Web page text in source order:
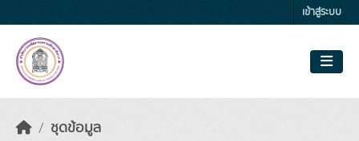
เข้าสู่ระบบ
ชุดข้อมูล